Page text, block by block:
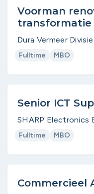
Voorman
transformatie
Dura Vermeer
Fulltime MBO
Senior ICT
SHARP Electronics
Fulltime MBO
Commercieel